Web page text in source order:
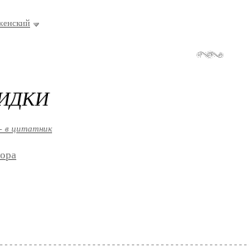
в цитатник